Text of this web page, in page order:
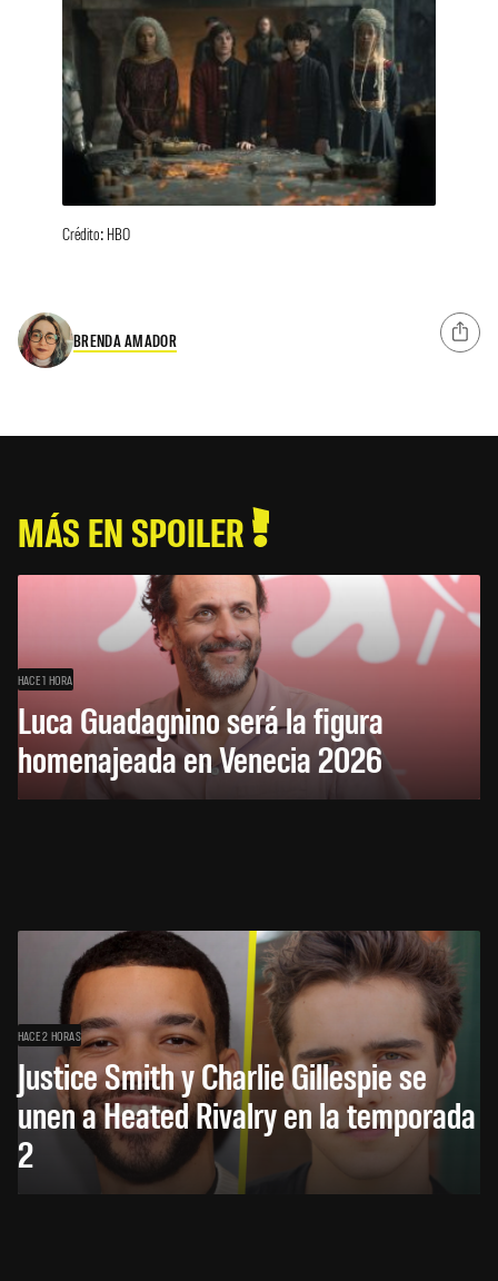
Crédito: HBO
BRENDA AMADOR
MÁS EN SPOILER
HACE 1 HORA
Luca Guadagnino será la figura
homenajeada en Venecia 2026
HACE 2 HORAS
Justice Smith y Charlie Gillespie se
unen a Heated Rivalry en la temporada
2